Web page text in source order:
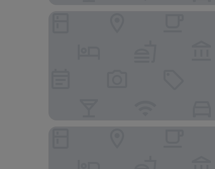
SO/ Sotogrande Spa and Golf Resort Hotel